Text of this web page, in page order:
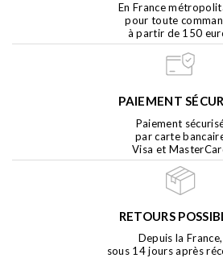
En France
pour toute
à partir de 150
PAIEMENT
Paiement
par carte
Visa et
RETOURS
Depuis la France,
sous 14 jours après